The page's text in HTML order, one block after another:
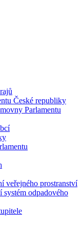
České republiky
Parlamentu
veřejného prostranství
systém odpadového